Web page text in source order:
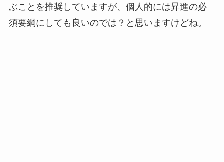
ぶことを推奨していますが、個人的には昇進の必
須要綱にしても良いのでは？と思いますけどね。